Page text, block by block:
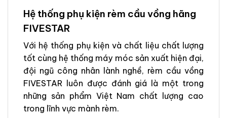
Hệ thống phụ kiện rèm cầu vồng hãng
FIVESTAR
Với hệ thống phụ kiện và chất liệu chất lượng
tốt cùng hệ thống máy móc sản xuất hiện đại,
đội ngũ công nhân lành nghề, rèm cầu vồng
FIVESTAR luôn được đánh giá là một trong
những sản phẩm Việt Nam chất lượng cao
trong lĩnh vực mành rèm.